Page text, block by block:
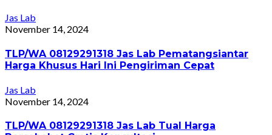
Jas Lab
November 14, 2024
TLP/WA 08129291318 Jas Lab Pematangsiantar
Harga Khusus Hari Ini Pengiriman Cepat
Jas Lab
November 14, 2024
TLP/WA 08129291318 Jas Lab Tual Harga